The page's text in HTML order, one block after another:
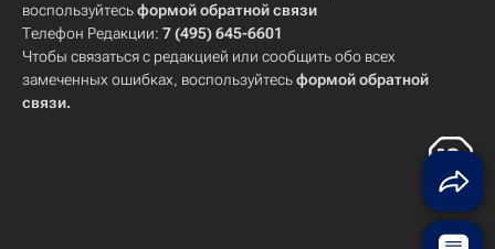
воспользуйтесьформой обратной связи
Телефон Редакции: 7 (495) 645-6601
Чтобы связаться с редакцией или сообщить обо всех
замеченных ошибках, воспользуйтесьформой обратной
связи.